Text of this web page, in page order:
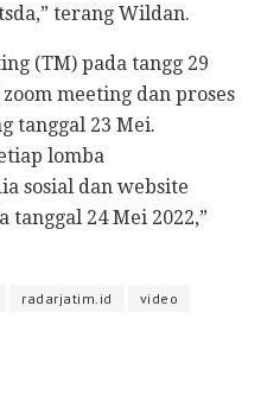
terang Wildan.
(TM) pada tangg 29
meeting dan proses
tanggal 23 Mei.
lomba
sosial dan website
tanggal 24 Mei 2022,”
radarjatim.id
video